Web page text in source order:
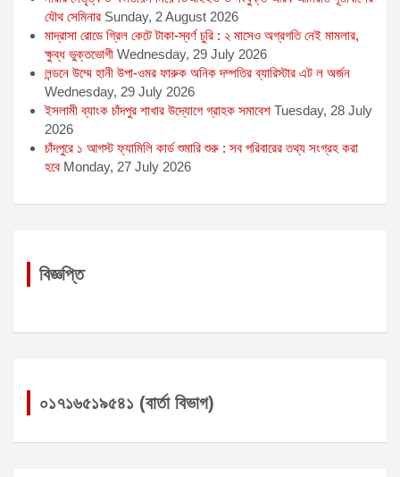
যৌথ সেমিনার Sunday, 2 August 2026
মাদ্রাসা রোডে গ্রিল কেটে টাকা-স্বর্ণ চুরি : ২ মাসেও অগ্রগতি নেই মামলার,
ক্ষুব্ধ ভুক্তভোগী Wednesday, 29 July 2026
লন্ডনে উম্মে হানী উপা-ওমর ফারুক অনিক দম্পতির ব্যারিস্টার এট ল অর্জন
Wednesday, 29 July 2026
ইসলামী ব্যাংক চাঁদপুর শাখার উদ্যোগে গ্রাহক সমাবেশ Tuesday, 28 July
2026
চাঁদপুরে ১ আগস্ট ফ্যামিলি কার্ড শুমারি শুরু : সব পরিবারের তথ্য সংগ্রহ করা
হবে Monday, 27 July 2026
বিজ্ঞপ্তি
০১৭১৬৫১৯৫৪১ (বার্তা বিভাগ)